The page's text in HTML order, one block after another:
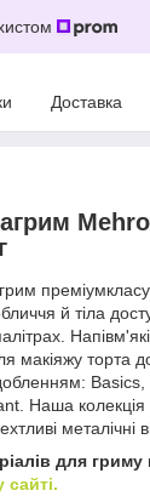
Доставка
й тіла
макіяжу торта
Наша колекція
металічні
для